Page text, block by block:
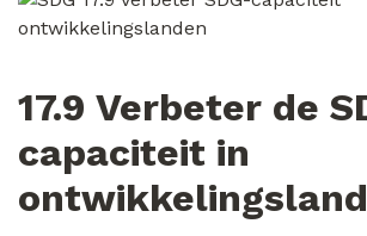
17.9 Verbeter de
capaciteit in